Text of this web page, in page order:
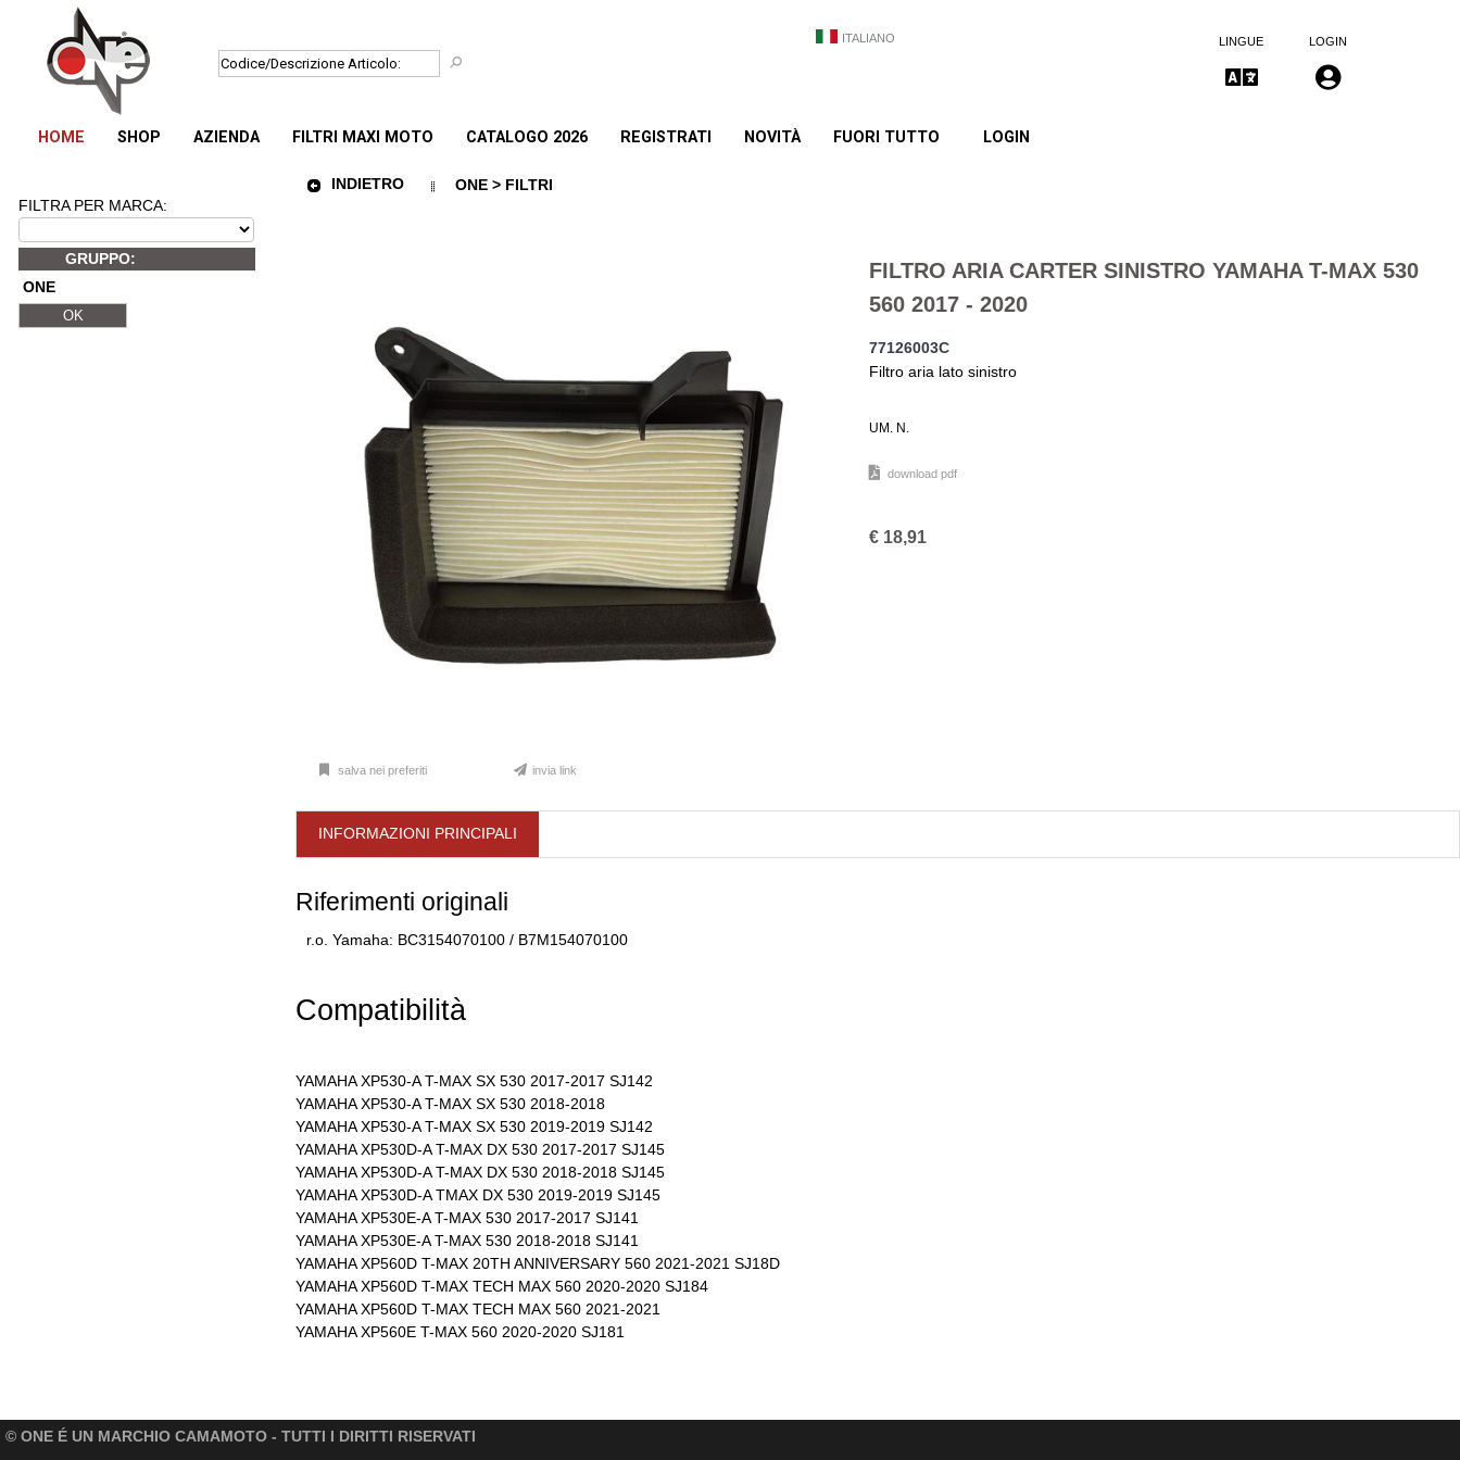
ITALIANO LINGUE LOGIN
HOME SHOP AZIENDA FILTRI MAXI MOTO CATALOGO 2026 REGISTRATI NOVITÀ FUORI TUTTO LOGIN
FILTRA PER MARCA:
GRUPPO:
ONE
INDIETRO ONE > FILTRI
FILTRO ARIA CARTER SINISTRO YAMAHA T-MAX 530
560 2017 - 2020
77126003C
Filtro aria lato sinistro
UM. N.
download pdf
€ 18,91
salva nei preferiti invia link
INFORMAZIONI PRINCIPALI
Riferimenti originali
r.o. Yamaha: BC3154070100 / B7M154070100
Compatibilità
YAMAHA XP530-A T-MAX SX 530 2017-2017 SJ142
YAMAHA XP530-A T-MAX SX 530 2018-2018
YAMAHA XP530-A T-MAX SX 530 2019-2019 SJ142
YAMAHA XP530D-A T-MAX DX 530 2017-2017 SJ145
YAMAHA XP530D-A T-MAX DX 530 2018-2018 SJ145
YAMAHA XP530D-A TMAX DX 530 2019-2019 SJ145
YAMAHA XP530E-A T-MAX 530 2017-2017 SJ141
YAMAHA XP530E-A T-MAX 530 2018-2018 SJ141
YAMAHA XP560D T-MAX 20TH ANNIVERSARY 560 2021-2021 SJ18D
YAMAHA XP560D T-MAX TECH MAX 560 2020-2020 SJ184
YAMAHA XP560D T-MAX TECH MAX 560 2021-2021
YAMAHA XP560E T-MAX 560 2020-2020 SJ181
© ONE É UN MARCHIO CAMAMOTO - TUTTI I DIRITTI RISERVATI